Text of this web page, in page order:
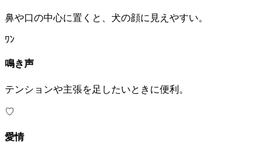
鼻や口の中心に置くと、犬の顔に見えやすい。
ﾜﾝ
鳴き声
テンションや主張を足したいときに便利。
♡
愛情